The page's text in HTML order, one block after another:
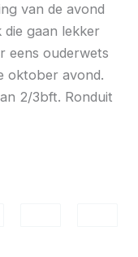
van de avond
gaan lekker
eens ouderwets
oktober avond.
2/3bft. Ronduit